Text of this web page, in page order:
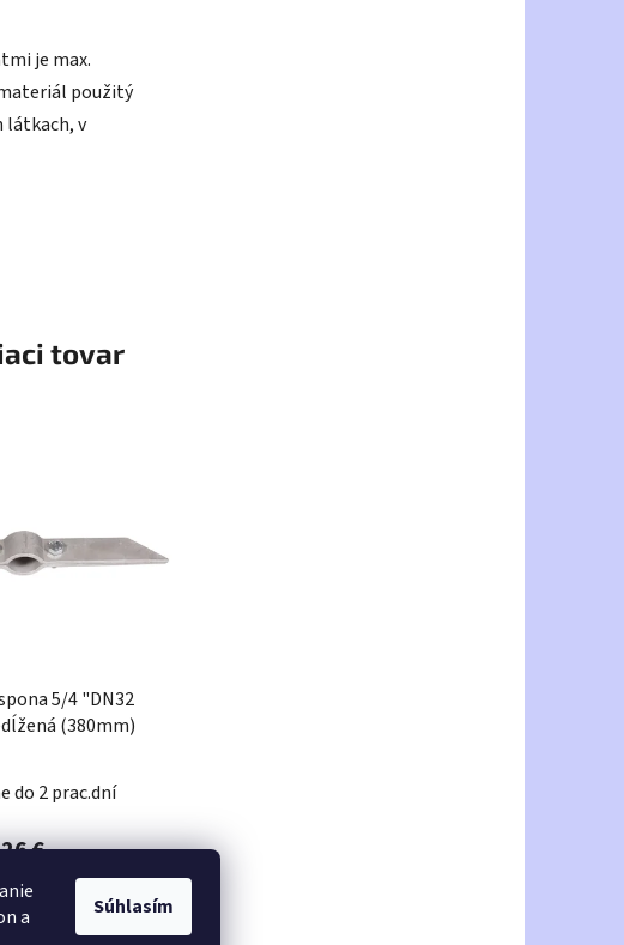
a
Súhlasím
je max.
použitý
látkach, v
tovar
5/4 "DN32
(380mm)
do 2 prac.dní
26 €